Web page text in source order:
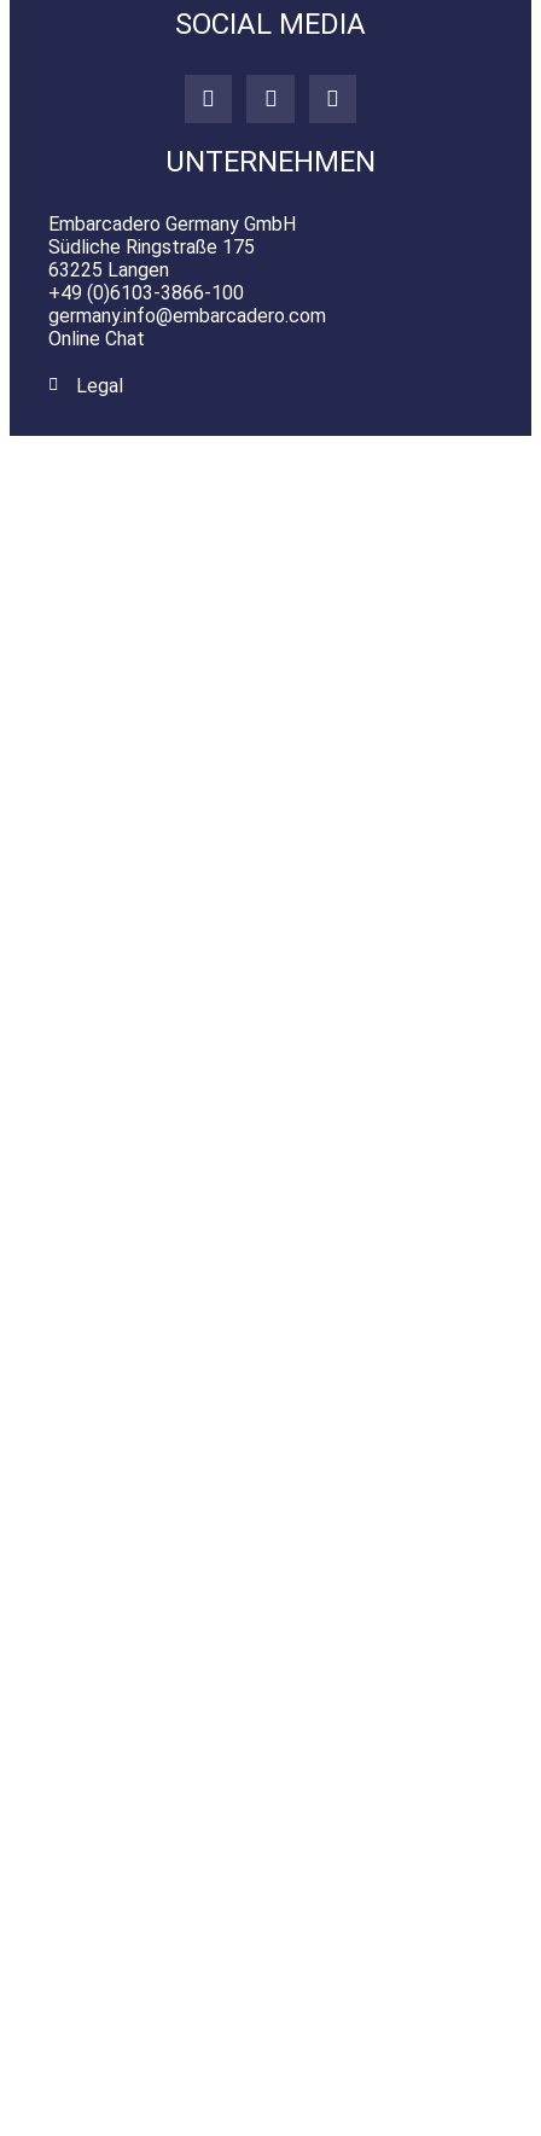
SOCIAL MEDIA
UNTERNEHMEN
Embarcadero Germany GmbH
Südliche Ringstraße 175
63225 Langen​
+49 (0)6103-3866-100
germany.info@embarcadero.com
Online Chat
Legal